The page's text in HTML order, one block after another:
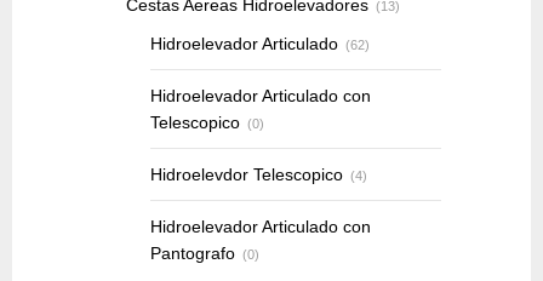
Cestas Aereas Hidroelevadores (13)
Hidroelevador Articulado (62)
Hidroelevador Articulado con
Telescopico (0)
Hidroelevdor Telescopico (4)
Hidroelevador Articulado con
Pantografo (0)